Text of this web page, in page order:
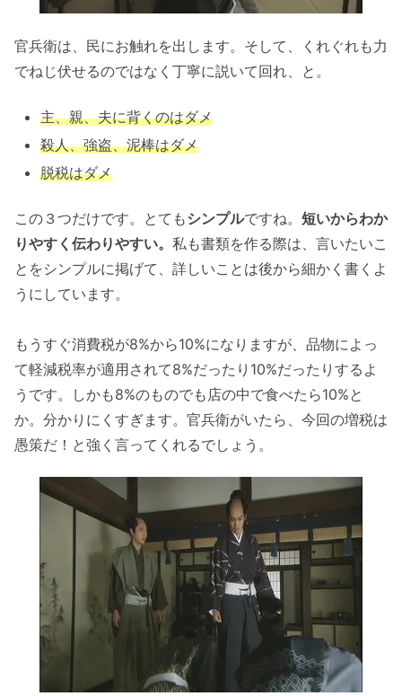
官兵衛は、民にお触れを出します。そして、くれぐれも力
でねじ伏せるのではなく丁寧に説いて回れ、と。
主、親、夫に背くのはダメ
殺人、強盗、泥棒はダメ
脱税はダメ
この３つだけです。とてもシンプルですね。 短いからわか
りやすく伝わりやすい。 私も書類を作る際は、言いたいこ
とをシンプルに掲げて、詳しいことは後から細かく書くよ
うにしています。
もうすぐ消費税が8%から10%になりますが、品物によっ
て軽減税率が適用されて8%だったり10%だったりするよ
うです。しかも8%のものでも店の中で食べたら10%と
か。分かりにくすぎます。官兵衛がいたら、今回の増税は
愚策だ！と強く言ってくれるでしょう。